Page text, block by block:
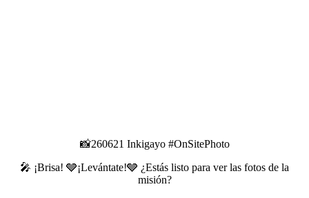
📸260621 Inkigayo #OnSitePhoto
🎤 ¡Brisa! 🩶¡Levántate!🩶 ¿Estás listo para ver las fotos de la
misión?